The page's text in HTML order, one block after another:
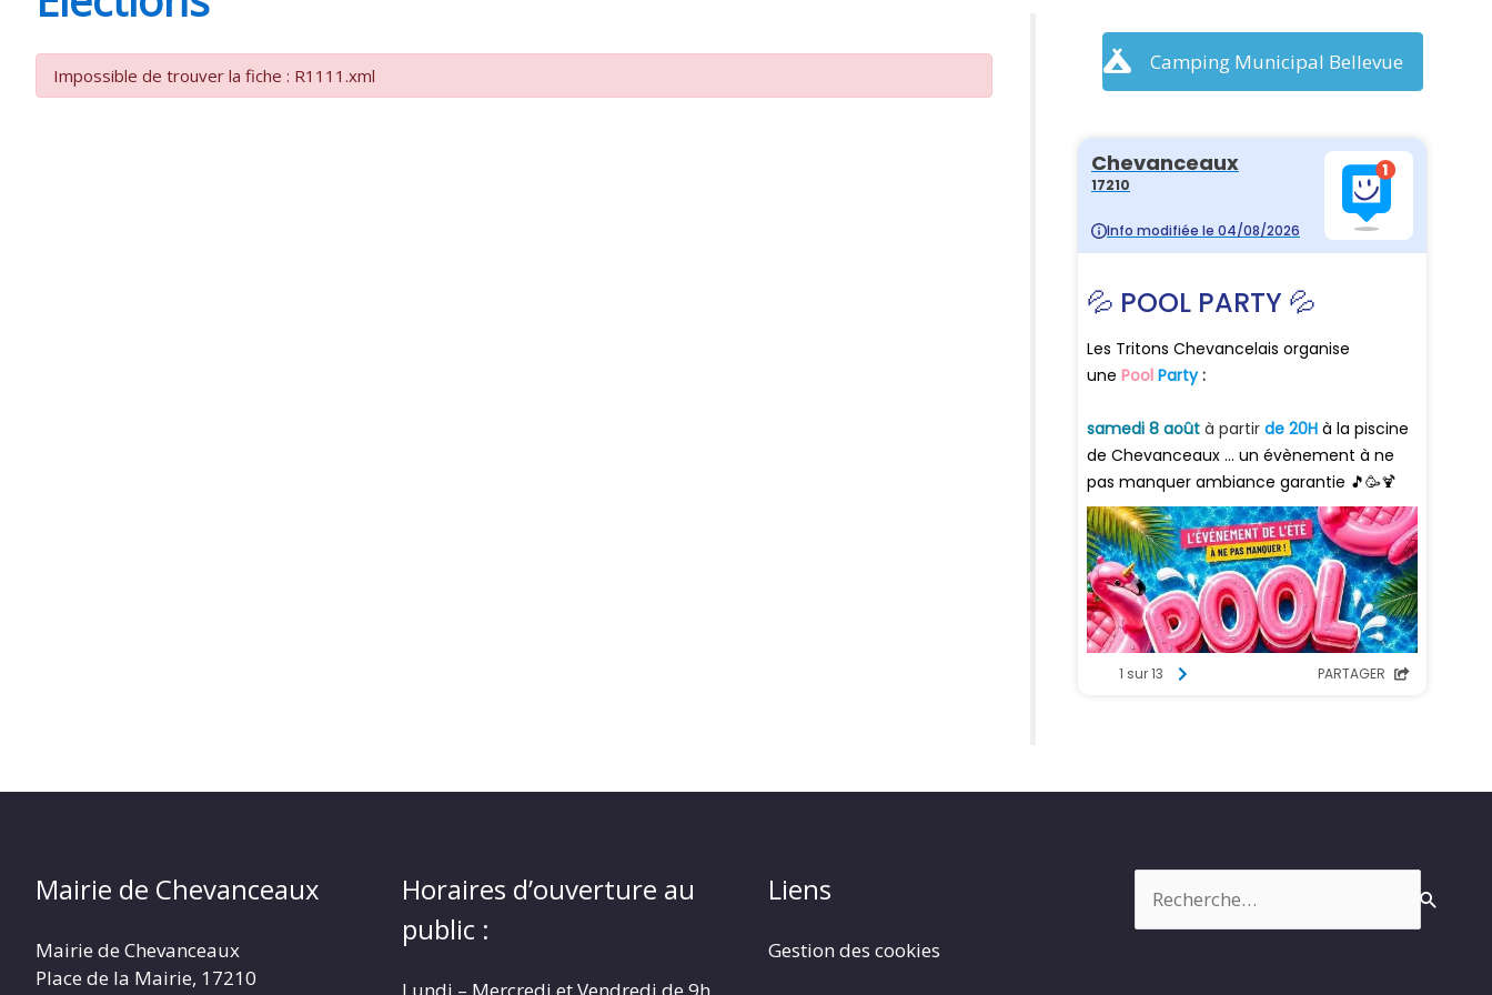
Impossible de trouver la fiche : R1111.xml
Camping Municipal Bellevue
Mairie de Chevanceaux
Mairie de Chevanceaux
Place de la Mairie, 17210
Horaires d’ouverture au
public :
Liens
Gestion des cookies